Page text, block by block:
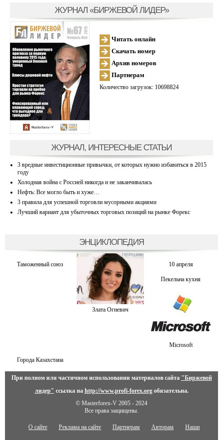
ЖУРНАЛ «БИРЖЕВОЙ ЛИДЕР»
Читать онлайн
Скачать номер
Архив номеров
Партнерам
Количество загрузок: 10698824
ЖУРНАЛ, ИНТЕРЕСНЫЕ СТАТЬИ
3 вредные инвестиционные привычки, от которых нужно избавиться в 2015
году
Холодная война с Россией никогда и не заканчивалась
Нефть: Все могло быть и хуже…
3 правила для успешной торговли мусорными акциями
Лучший вариант для убыточных торговых позиций на рынке Форекс
ЭНЦИКЛОПЕДИЯ
Таможенный союз
Злата Огневич
10 апреля
Пекельна кухня
Microsoft
Города Казахстана
При полном или частичном использовании материалов сайта "Биржевой
лидер" ссылка на http://www.profi-forex.orgобязательна.
© Masterforex-V 2005 - 2024
Все права защищены.
О сайте Реклама на сайте Партнерам Авторам Наши